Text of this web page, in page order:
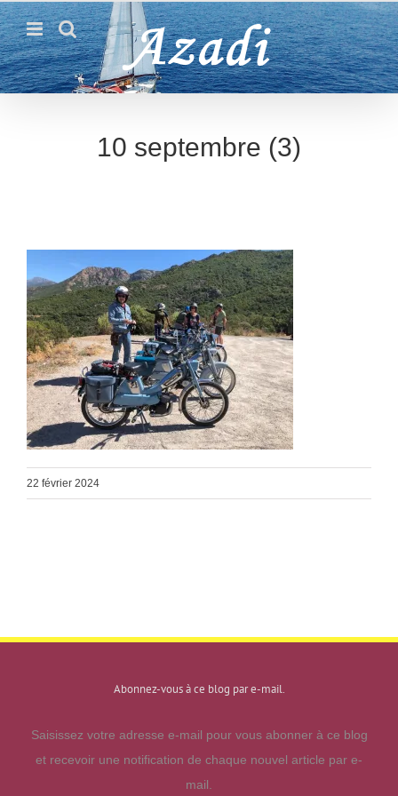
Passer
au
contenu
10 septembre (3)
22 février 2024
Abonnez-vous à ce blog par e-mail.
Saisissez votre adresse e-mail pour vous abonner à ce blog
et recevoir une notification de chaque nouvel article par e-
mail.